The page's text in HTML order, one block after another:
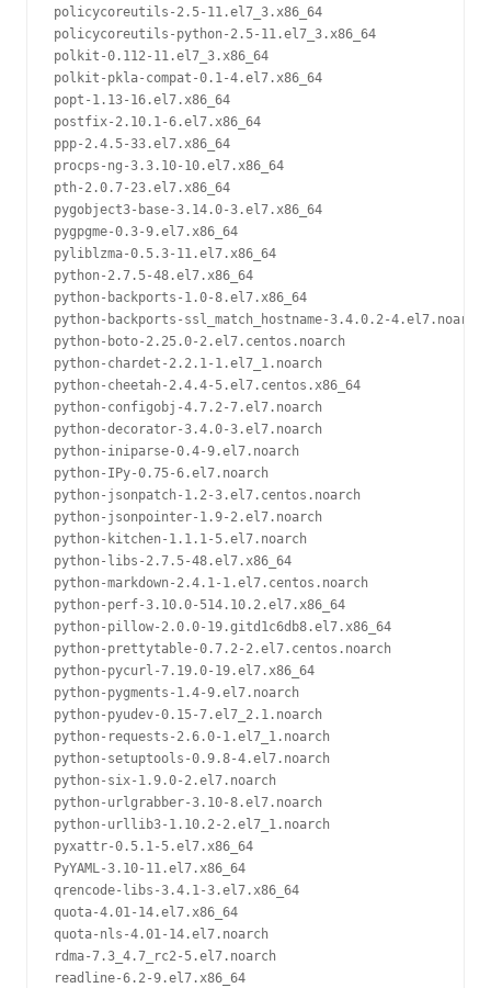
policycoreutils-2.5-11.el7_3.x86_64
policycoreutils-python-2.5-11.el7_3.x86_64
polkit-0.112-11.el7_3.x86_64
polkit-pkla-compat-0.1-4.el7.x86_64
popt-1.13-16.el7.x86_64
postfix-2.10.1-6.el7.x86_64
ppp-2.4.5-33.el7.x86_64
procps-ng-3.3.10-10.el7.x86_64
pth-2.0.7-23.el7.x86_64
pygobject3-base-3.14.0-3.el7.x86_64
pygpgme-0.3-9.el7.x86_64
pyliblzma-0.5.3-11.el7.x86_64
python-2.7.5-48.el7.x86_64
python-backports-1.0-8.el7.x86_64
python-backports-ssl_match_hostname-3.4.0.2-4.el7.noarch
python-boto-2.25.0-2.el7.centos.noarch
python-chardet-2.2.1-1.el7_1.noarch
python-cheetah-2.4.4-5.el7.centos.x86_64
python-configobj-4.7.2-7.el7.noarch
python-decorator-3.4.0-3.el7.noarch
python-iniparse-0.4-9.el7.noarch
python-IPy-0.75-6.el7.noarch
python-jsonpatch-1.2-3.el7.centos.noarch
python-jsonpointer-1.9-2.el7.noarch
python-kitchen-1.1.1-5.el7.noarch
python-libs-2.7.5-48.el7.x86_64
python-markdown-2.4.1-1.el7.centos.noarch
python-perf-3.10.0-514.10.2.el7.x86_64
python-pillow-2.0.0-19.gitd1c6db8.el7.x86_64
python-prettytable-0.7.2-2.el7.centos.noarch
python-pycurl-7.19.0-19.el7.x86_64
python-pygments-1.4-9.el7.noarch
python-pyudev-0.15-7.el7_2.1.noarch
python-requests-2.6.0-1.el7_1.noarch
python-setuptools-0.9.8-4.el7.noarch
python-six-1.9.0-2.el7.noarch
python-urlgrabber-3.10-8.el7.noarch
python-urllib3-1.10.2-2.el7_1.noarch
pyxattr-0.5.1-5.el7.x86_64
PyYAML-3.10-11.el7.x86_64
qrencode-libs-3.4.1-3.el7.x86_64
quota-4.01-14.el7.x86_64
quota-nls-4.01-14.el7.noarch
rdma-7.3_4.7_rc2-5.el7.noarch
readline-6.2-9.el7.x86_64